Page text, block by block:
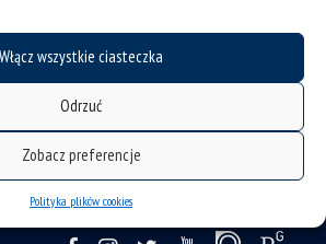
Włącz wszystkie ciasteczka
Odrzuć
Zobacz preferencje
Polityka plików cookies